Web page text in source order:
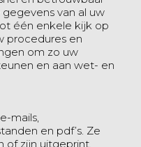
van al uw
één enkele kijk op
procedures en
om zo uw
en aan wet- en
mails,
en pdf’s. Ze
of zijn uitgeprint,